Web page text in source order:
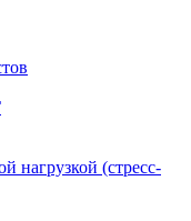
нагрузкой (стресс-